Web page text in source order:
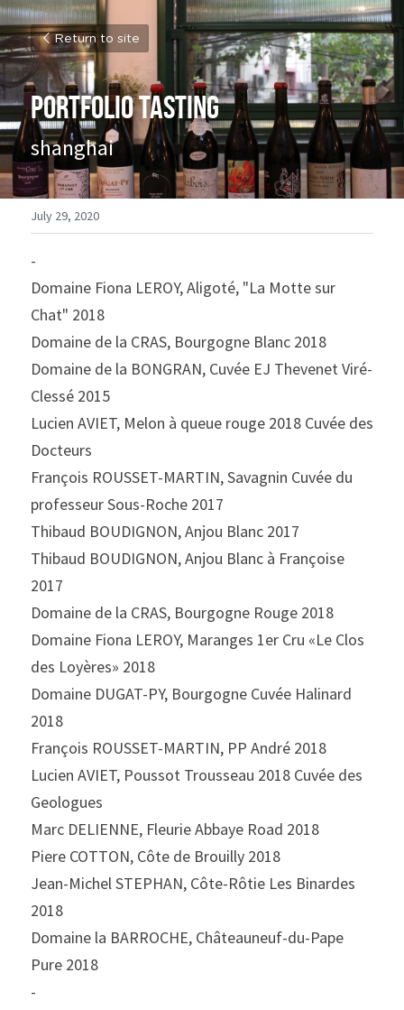
Return to site
portfolio tasting
shanghai
July 29, 2020
-
Domaine Fiona LEROY, Aligoté, "La Motte sur
Chat" 2018
Domaine de la CRAS, Bourgogne Blanc 2018
Domaine de la BONGRAN, Cuvée EJ Thevenet Viré-
Clessé 2015
Lucien AVIET, Melon à queue rouge 2018 Cuvée des
Docteurs
François ROUSSET-MARTIN, Savagnin Cuvée du
professeur Sous-Roche 2017
Thibaud BOUDIGNON, Anjou Blanc 2017
Thibaud BOUDIGNON, Anjou Blanc à Françoise
2017
Domaine de la CRAS, Bourgogne Rouge 2018
Domaine Fiona LEROY, Maranges 1er Cru «Le Clos
des Loyères» 2018
Domaine DUGAT-PY, Bourgogne Cuvée Halinard
2018
François ROUSSET-MARTIN, PP André 2018
Lucien AVIET, Poussot Trousseau 2018 Cuvée des
Geologues
Marc DELIENNE, Fleurie Abbaye Road 2018
Piere COTTON, Côte de Brouilly 2018
Jean-Michel STEPHAN, Côte-Rôtie Les Binardes
2018
Domaine la BARROCHE, Châteauneuf-du-Pape
Pure 2018
-